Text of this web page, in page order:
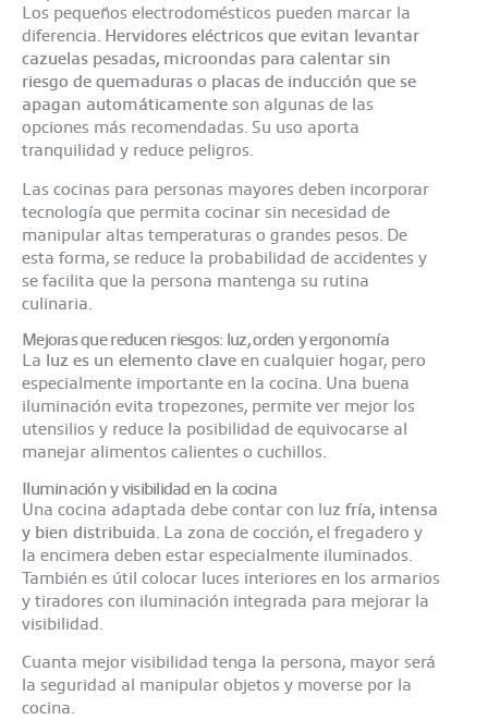
Los pequeños electrodomésticos pueden marcar la
diferencia. Hervidores eléctricos que evitan levantar
cazuelas pesadas, microondas para calentar sin
riesgo de quemaduras o placas de inducción que se
apagan automáticamente son algunas de las
opciones más recomendadas. Su uso aporta
tranquilidad y reduce peligros.
Las cocinas para personas mayores deben incorporar
tecnología que permita cocinar sin necesidad de
manipular altas temperaturas o grandes pesos. De
esta forma, se reduce la probabilidad de accidentes y
se facilita que la persona mantenga su rutina
culinaria.
Mejoras que reducen riesgos: luz, orden y ergonomía
La luz es un elemento clave en cualquier hogar, pero
especialmente importante en la cocina. Una buena
iluminación evita tropezones, permite ver mejor los
utensilios y reduce la posibilidad de equivocarse al
manejar alimentos calientes o cuchillos.
Iluminación y visibilidad en la cocina
Una cocina adaptada debe contar con luz fría, intensa
y bien distribuida . La zona de cocción, el fregadero y
la encimera deben estar especialmente iluminados.
También es útil colocar luces interiores en los armarios
y tiradores con iluminación integrada para mejorar la
visibilidad.
Cuanta mejor visibilidad tenga la persona, mayor será
la seguridad al manipular objetos y moverse por la
cocina.